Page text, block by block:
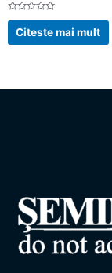
Evaluat
din
Citeste mai mult